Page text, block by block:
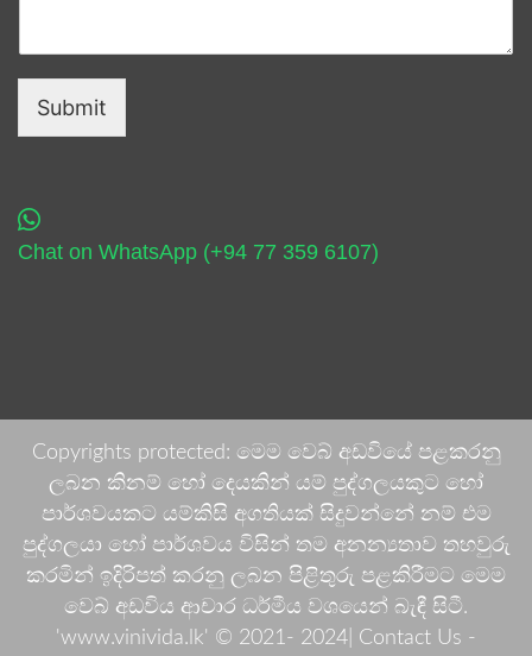
Submit
Chat on WhatsApp (+94 77 359 6107)
Copyrights protected: මෙම වෙබ් අඩවියේ පළකරනු
ලබන කිනම් හෝ දෙයකින් යම් පුද්ගලයකුට හෝ
පාර්ශවයකට යම්කිසි අගතියක් සිදුවන්නේ නම් එම
පුද්ගලයා හෝ පාර්ශවය විසින් තම අනන්‍යතාව තහවුරු
කරමින් ඉදිරිපත් කරනු ලබන පිළිතුරු පළකිරීමට මෙම
වෙබ් අඩවිය ආචාර ධර්මීය වශයෙන් බැඳී සිටී.
'www.vinivida.lk' © 2021- 2024| Contact Us -